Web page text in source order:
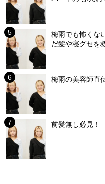
梅雨でも怖くな
だ髪や寝グセを
梅雨の美容師直
前髪無し必見